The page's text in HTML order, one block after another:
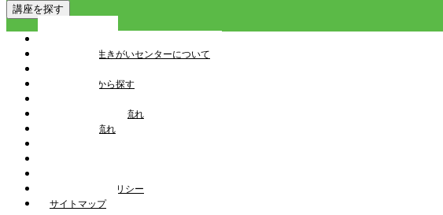
講座を探す
とやま健康生きがいセンターについて
教室を検索から探す
見学・体験申込の流れ
受講申込の流れ
プライバシーポリシー
サイトマップ